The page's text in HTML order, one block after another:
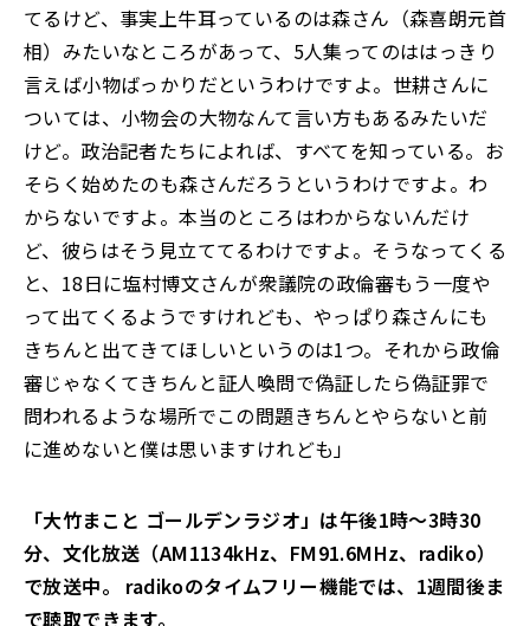
てるけど、事実上牛耳っているのは森さん（森喜朗元首
相）みたいなところがあって、5人集ってのははっきり
言えば小物ばっかりだというわけですよ。世耕さんに
ついては、小物会の大物なんて言い方もあるみたいだ
けど。政治記者たちによれば、すべてを知っている。お
そらく始めたのも森さんだろうというわけですよ。わ
からないですよ。本当のところはわからないんだけ
ど、彼らはそう見立ててるわけですよ。そうなってくる
と、18日に塩村博文さんが衆議院の政倫審もう一度や
って出てくるようですけれども、やっぱり森さんにも
きちんと出てきてほしいというのは1つ。それから政倫
審じゃなくてきちんと証人喚問で偽証したら偽証罪で
問われるような場所でこの問題きちんとやらないと前
に進めないと僕は思いますけれども」
「大竹まこと ゴールデンラジオ」は午後1時～3時30
分、文化放送（AM1134kHz、FM91.6MHz、radiko）
で放送中。 radikoのタイムフリー機能では、1週間後ま
で聴取できます。